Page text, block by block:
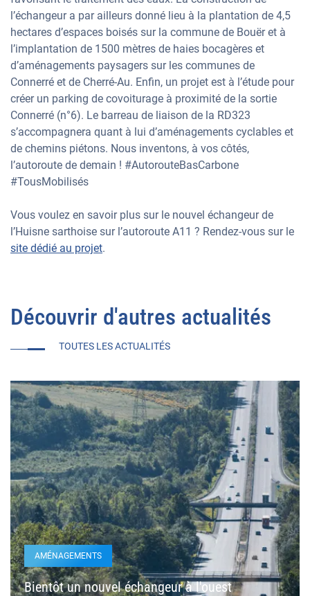
l’échangeur a par ailleurs donné lieu à la plantation de 4,5
hectares d’espaces boisés sur la commune de Bouër et à
l’implantation de 1500 mètres de haies bocagères et
d’aménagements paysagers sur les communes de
Connerré et de Cherré-Au. Enfin, un projet est à l’étude pour
créer un parking de covoiturage à proximité de la sortie
Connerré (n°6). Le barreau de liaison de la RD323
s’accompagnera quant à lui d’aménagements cyclables et
de chemins piétons. Nous inventons, à vos côtés,
l’autoroute de demain ! #AutorouteBasCarbone
#TousMobilisés
Vous voulez en savoir plus sur le nouvel échangeur de
l’Huisne sarthoise sur l’autoroute A11 ? Rendez-vous sur le
site dédié au projet.
Découvrir d'autres actualités
TOUTES LES ACTUALITÉS
AMÉNAGEMENTS
Bientôt un nouvel échangeur à l'ouest